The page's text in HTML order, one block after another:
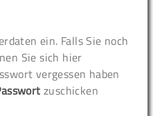
ein. Falls Sie noch
Sie sich hier
vergessen haben
zuschicken